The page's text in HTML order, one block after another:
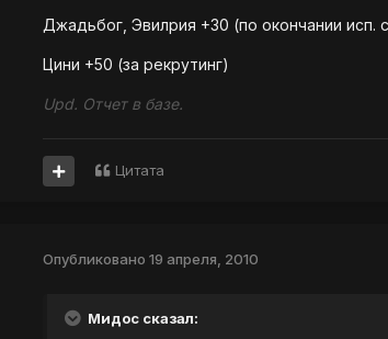
Джадьбог, Эвилрия +30 (по окончании исп.
Цини +50 (за рекрутинг)
Upd. Отчет в базе.
Цитата
Опубликовано 19 апреля, 2010
Мидос сказал: